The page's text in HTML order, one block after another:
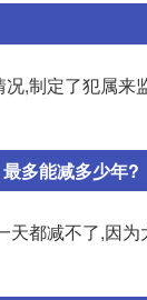
,制定了犯属来
多能减多少年?
都减不了,因